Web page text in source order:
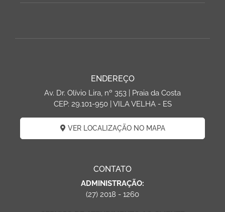
ENDEREÇO
Av. Dr. Olívio Lira, nº 353 | Praia da Costa
CEP: 29.101-950 | VILA VELHA - ES
VER LOCALIZAÇÃO NO MAPA
CONTATO
ADMINISTRAÇÃO:
(27) 2018 - 1260